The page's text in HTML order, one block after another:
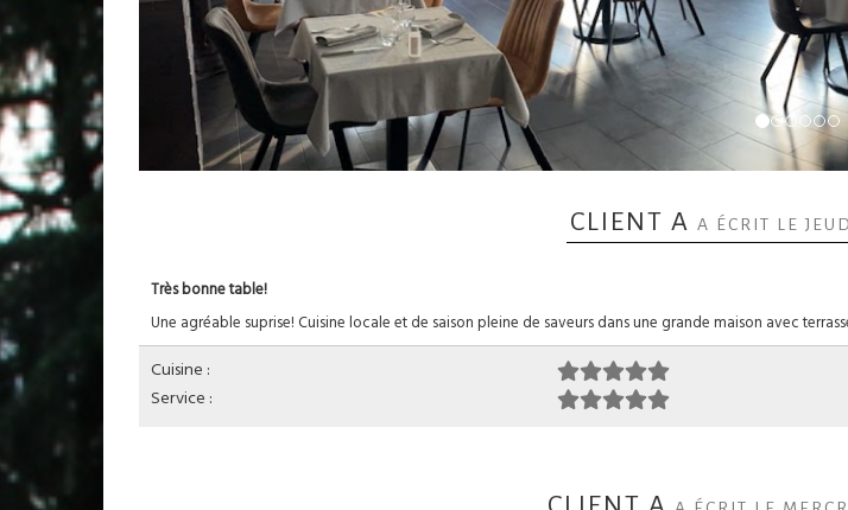
CLIENT A A ÉCRIT LE
Très bonne table!
Une agréable suprise! Cuisine locale et de saison pleine de saveurs dans une grande maison avec
Cuisine :
Service :